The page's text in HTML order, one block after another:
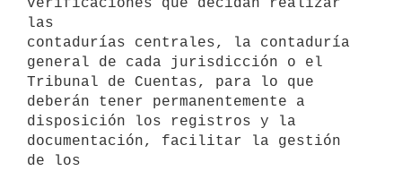
las
contadurías centrales, la contaduría
general de cada jurisdicción o el
Tribunal de Cuentas, para lo que
deberán tener permanentemente a
disposición los registros y la
documentación, facilitar la gestión
de los